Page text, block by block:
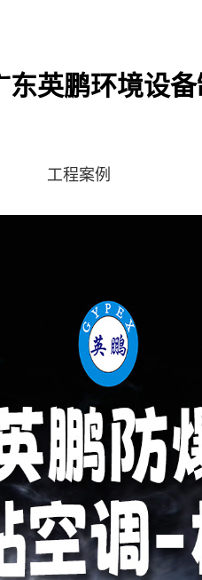
东英鹏环境设
工程案例